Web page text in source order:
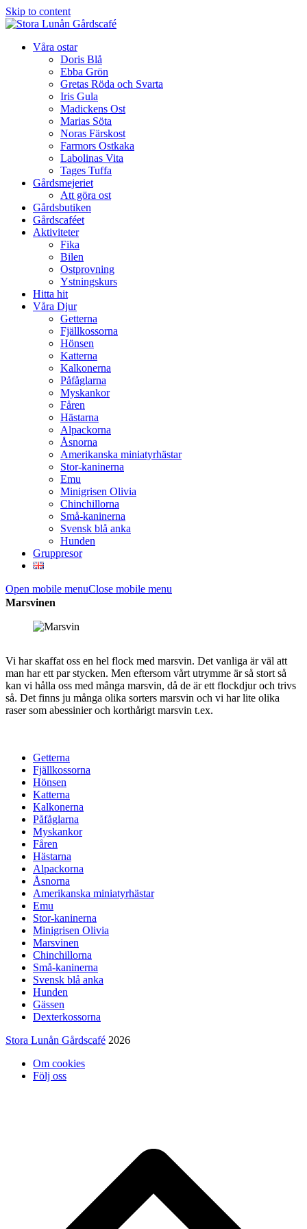
Skip to content
Våra ostar
Doris Blå
Ebba Grön
Gretas Röda och Svarta
Iris Gula
Madickens Ost
Marias Söta
Noras Färskost
Farmors Ostkaka
Labolinas Vita
Tages Tuffa
Gårdsmejeriet
Att göra ost
Gårdsbutiken
Gårdscaféet
Aktiviteter
Fika
Bilen
Ostprovning
Ystningskurs
Hitta hit
Våra Djur
Getterna
Fjällkossorna
Hönsen
Katterna
Kalkonerna
Påfåglarna
Myskankor
Fåren
Hästarna
Alpackorna
Åsnorna
Amerikanska miniatyrhästar
Stor-kaninerna
Emu
Minigrisen Olivia
Chinchillorna
Små-kaninerna
Svensk blå anka
Hunden
Gruppresor
Open mobile menuClose mobile menu
Marsvinen
Vi har skaffat oss en hel flock med marsvin. Det vanliga är väl att
man har ett par stycken. Men eftersom vårt utrymme är så stort så
kan vi hålla oss med många marsvin, då de är ett flockdjur och trivs
så. Det finns ju många olika sorters marsvin och vi har lite olika
raser som abessinier och korthårigt marsvin t.ex.
Getterna
Fjällkossorna
Hönsen
Katterna
Kalkonerna
Påfåglarna
Myskankor
Fåren
Hästarna
Alpackorna
Åsnorna
Amerikanska miniatyrhästar
Emu
Stor-kaninerna
Minigrisen Olivia
Marsvinen
Chinchillorna
Små-kaninerna
Svensk blå anka
Hunden
Gässen
Dexterkossorna
Stora Lunån Gårdscafé 2026
Om cookies
Följ oss